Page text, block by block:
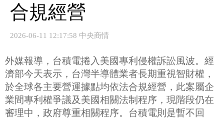
合規經營
2026-06-11 12:17:58 中央商情
外媒報導，台積電捲入美國專利侵權訴訟風波。經
濟部今天表示，台灣半導體業者長期重視智財權，
於全球各主要營運據點均依法合規經營，此案屬企
業間專利權爭議及美國相關法制程序，現階段仍在
審理中，政府尊重相關程序。台積電則是暫不回